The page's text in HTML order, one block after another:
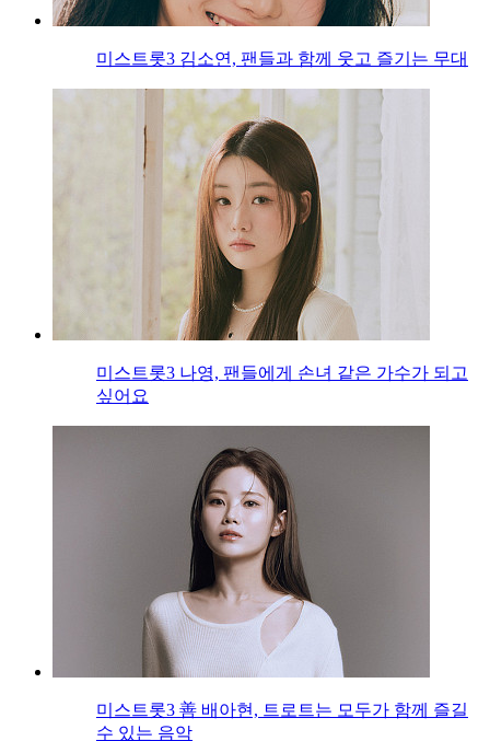
미스트롯3 김소연, 팬들과 함께 웃고 즐기는 무대
미스트롯3 나영, 팬들에게 손녀 같은 가수가 되고
싶어요
미스트롯3 善 배아현, 트로트는 모두가 함께 즐길
수 있는 음악